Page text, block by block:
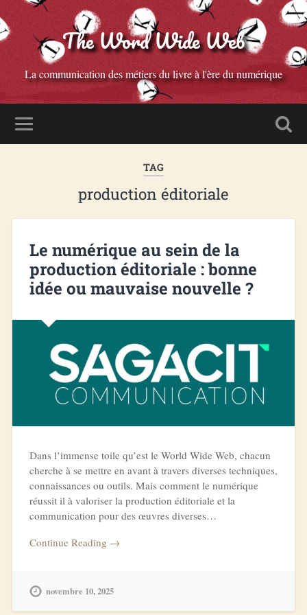
The Word Wide Web
La communication des métiers du livre à l'ère du numérique
TAG
production éditoriale
Le numérique au sein de la
production éditoriale : bonne
idée ou mauvaise nouvelle ?
Dans l’immense toile qu’est le World Wide Web, chacun
cherche à se mettre en avant à travers diverses techniques,
connaissances ou outils. Mais comment le numérique
réussit il à valoriser la production éditoriale et la
communication pour des œuvres diverses…
Continue Reading →
novembre 10, 2025